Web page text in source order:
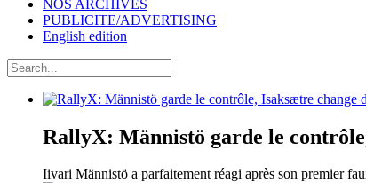
NOS ARCHIVES
PUBLICITE/ADVERTISING
English edition
RallyX: Männistö garde le
Iivari Männistö a parfaitement réagi après son premier